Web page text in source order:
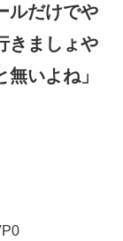
ルだけでや
きましょや
いよね」